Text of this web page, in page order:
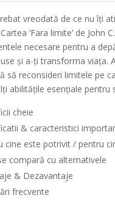
vreodată de ce nu îți
‘Fara limite’ de John
necesare pentru a
și a-ți transforma viața.
să reconsideri limitele pe
abilitățile esențiale pentru
cheie
& caracteristici
cine este potrivit / pentru
compară cu alternativele
& Dezavantaje
frecvente